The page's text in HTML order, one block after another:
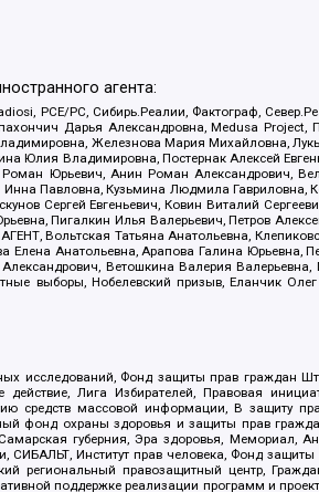
агента:
PCE/PC, Сибирь.Реалии, Фактограф,
Дарья Александровна, Medusa
Железнова Мария Михайловна,
Юлия Владимировна, Постернак Алексей
Юрьевич, Анин Роман Александрович,
Инна Павловна, Кузьмина Людмила
Сергей Евгеньевич, Ковин Виталий
Пигалкин Илья Валерьевич, Петров
Вольтская Татьяна Анатольевна,
Елена Анатольевна, Арапова Галина
Ветошкина Валерия
выборы, Нобелевский призыв, Еланчик
исследований, Фонд защиты прав граждан
Лига Избирателей, Правовая
средств массовой информации, В защиту
фонд охраны здоровья и защиты прав
губерния, Эра здоровья, Мемориал,
Институт прав человека, Фонд защиты
региональный правозащитный центр,
поддержке реализации программ и